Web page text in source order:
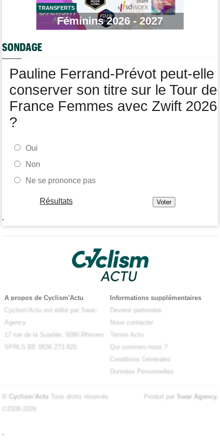
longtemps"
Tour de France Femmes
Marlen Reusser : "Le Mont Ventoux... on verra"
Route
TRANSFERTS
Féminins 2026 - 2027
SONDAGE
Pauline Ferrand-Prévot peut-elle
conserver son titre sur le Tour de
France Femmes avec Zwift 2026
?
Oui
Non
Ne se prononce pas
Résultats
-
A propos de Cyclism'Actu
Cyclism'Actu est édité par Swar-
Agency
17 rue de la Suarlée, 5080 Rhisnes
SPRLS BE 0836.273.820
Informations supplémentaires
Devenir partenaire
Nous contacter
Tennis Actu
Qui sommes-nous ?
Conditions Générales
Données Personnelles
© Cyclism'Actu Tous droits réservés
©2008-2026
Produit par Swar Agency.
-